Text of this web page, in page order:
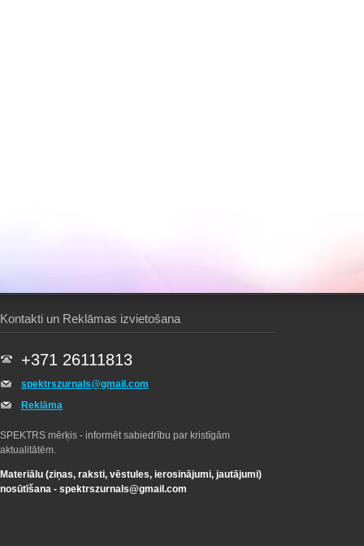
Kontakti un Reklāmas izvietošana
+371 26111813
spektrszurnals@gmail.com
Reklāma
SPEKTRS mērķis - informēt sabiedrību par kristīgām
aktualitātēm.
Materiālu (ziņas, raksti, vēstules, ierosinājumi, jautājumi)
nosūtīšana - spektrszurnals@gmail.com